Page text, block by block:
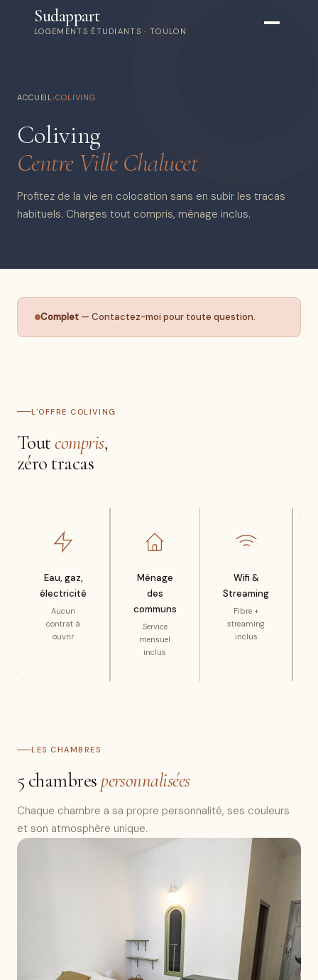
Sudappart
LOGEMENTS ÉTUDIANTS · TOULON
ACCUEIL›COLIVING
Coliving
Centre Ville Chalucet
Profitez de la vie en colocation sans en subir les tracas
habituels. Charges tout compris, ménage inclus.
Complet — Contactez-moi pour toute question.
L'OFFRE COLIVING
Toutcompris,
zéro tracas
Eau, gaz,
électricité
Aucun
contrat à
ouvrir
Ménage
des
communs
Service
mensuel
inclus
Wifi &
Streaming
Fibre +
streaming
inclus
LES CHAMBRES
5 chambrespersonnalisées
Chaque chambre a sa propre personnalité, ses couleurs
et son atmosphère unique.